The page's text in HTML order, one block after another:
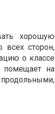
хорошую
сторон,
о классе
помещает на